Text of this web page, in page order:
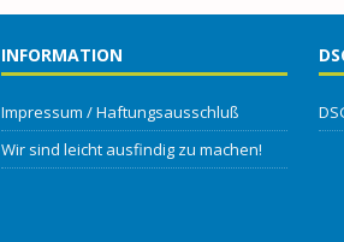
INFORMATION
Impressum / Haftungsausschluß
Wir sind leicht ausfindig zu machen!